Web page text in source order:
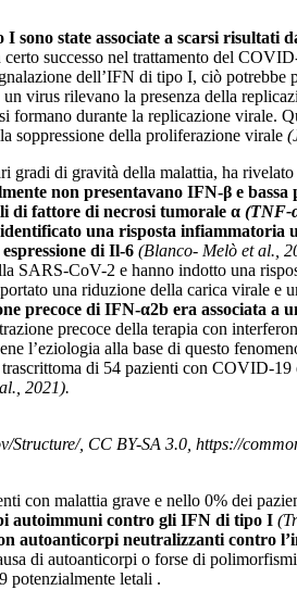
sono state associate a scarsi risultati
successo nel trattamento del
dell’IFN di tipo I, ciò potrebbe
virus rilevano la presenza della
formano durante la replicazione virale.
soppressione della proliferazione virale
gradi di gravità della malattia, ha rivelato
non presentavano IFN-β e
di fattore di necrosi tumorale α (TNF-
una risposta infiammatoria
di Il-6 (Blanco- Melò et al.,
SARS-CoV-2 e hanno indotto una
una riduzione della carica virale e
precoce di IFN-α2b era associata a
precoce della terapia con
l’eziologia alla base di questo
di 54 pazienti con COVID-
2021).
, CC BY-SA 3.0, https://
con malattia grave e nello 0% dei
autoimmuni contro gli IFN di tipo I
autoanticorpi neutralizzanti contro
di autoanticorpi o forse di
potenzialmente letali .